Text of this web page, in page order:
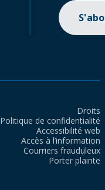
Droits
Politique de confidentialité
Accessibilité web
Accès à l’information
Courriers frauduleux
Porter plainte